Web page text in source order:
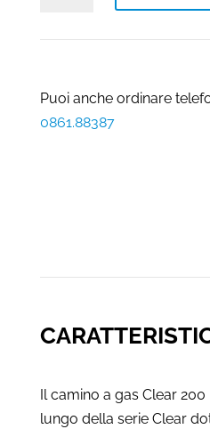
frontale
alto
Puoi anche ordinare
0861.88387
Il camino a gas Clear
lungo della serie Clear